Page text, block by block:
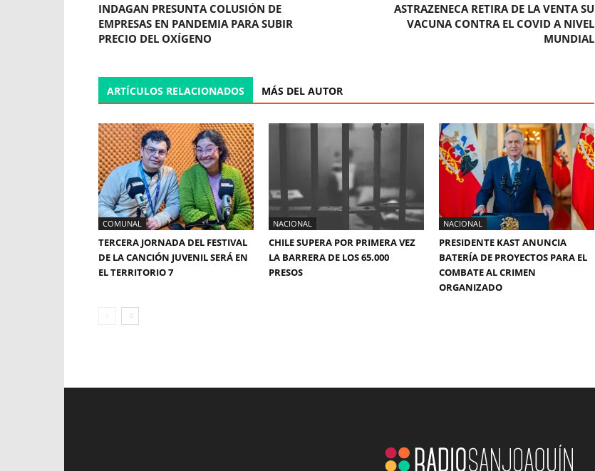
INDAGAN PRESUNTA COLUSIÓN DE
EMPRESAS EN PANDEMIA PARA SUBIR
PRECIO DEL OXÍGENO
ASTRAZENECA RETIRA DE LA VENTA SU
VACUNA CONTRA EL COVID A NIVEL
MUNDIAL
ARTÍCULOS RELACIONADOS MÁS DEL AUTOR
COMUNAL
TERCERA JORNADA DEL FESTIVAL
DE LA CANCIÓN JUVENIL SERÁ EN
EL TERRITORIO 7
NACIONAL
CHILE SUPERA POR PRIMERA VEZ
LA BARRERA DE LOS 65.000
PRESOS
NACIONAL
PRESIDENTE KAST ANUNCIA
BATERÍA DE PROYECTOS PARA EL
COMBATE AL CRIMEN
ORGANIZADO